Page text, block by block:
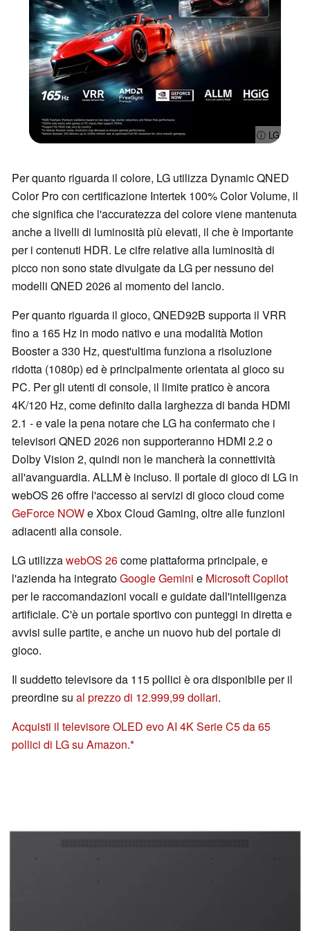
ⓘ LG
Per quanto riguarda il colore, LG utilizza Dynamic QNED
Color Pro con certificazione Intertek 100% Color Volume, il
che significa che l'accuratezza del colore viene mantenuta
anche a livelli di luminosità più elevati, il che è importante
per i contenuti HDR. Le cifre relative alla luminosità di
picco non sono state divulgate da LG per nessuno dei
modelli QNED 2026 al momento del lancio.
Per quanto riguarda il gioco, QNED92B supporta il VRR
fino a 165 Hz in modo nativo e una modalità Motion
Booster a 330 Hz, quest'ultima funziona a risoluzione
ridotta (1080p) ed è principalmente orientata al gioco su
PC. Per gli utenti di console, il limite pratico è ancora
4K/120 Hz, come definito dalla larghezza di banda HDMI
2.1 - e vale la pena notare che LG ha confermato che i
televisori QNED 2026 non supporteranno HDMI 2.2 o
Dolby Vision 2, quindi non le mancherà la connettività
all'avanguardia. ALLM è incluso. Il portale di gioco di LG in
webOS 26 offre l'accesso ai servizi di gioco cloud come
GeForce NOWe Xbox Cloud Gaming, oltre alle funzioni
adiacenti alla console.
LG utilizzawebOS 26come piattaforma principale, e
l'azienda ha integratoGoogle Gemini e Microsoft Copilot
per le raccomandazioni vocali e guidate dall'intelligenza
artificiale. C'è un portale sportivo con punteggi in diretta e
avvisi sulle partite, e anche un nuovo hub del portale di
gioco.
Il suddetto televisore da 115 pollici è ora disponibile per il
preordine su al prezzo di 12.999,99 dollari.
Acquisti il televisore OLED evo AI 4K Serie C5 da 65
pollici di LG su Amazon.